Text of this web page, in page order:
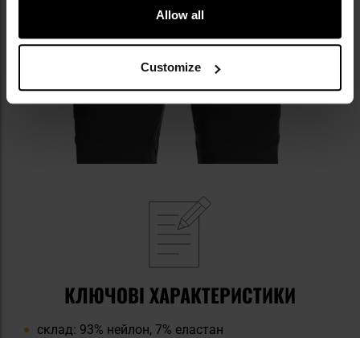
Allow all
Customize
КЛЮЧОВІ ХАРАКТЕРИСТИКИ
склад: 93% нейлон, 7% еластан